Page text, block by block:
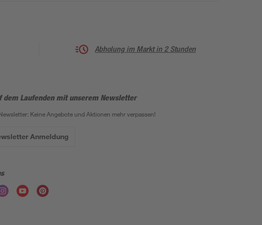
Abholung im Markt in 2 Stunden
dem Laufenden mit unserem Newsletter
Keine Angebote und Aktionen mehr verpassen!
Anmeldung